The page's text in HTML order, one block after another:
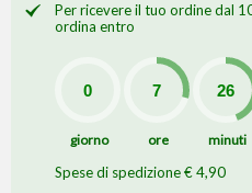
Per ricevere il tuo ordine dal
ordina entro
giorno ore minuti
Spese di spedizione € 4,90